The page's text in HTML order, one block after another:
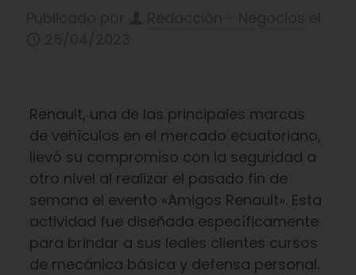
Renault, una de las principales marcas
de vehículos en el mercado ecuatoriano,
llevó su compromiso con la seguridad a
otro nivel al realizar el pasado fin de
semana el evento «Amigos Renault». Esta
actividad fue diseñada específicamente
para brindar a sus leales clientes cursos
de mecánica básica y defensa personal.